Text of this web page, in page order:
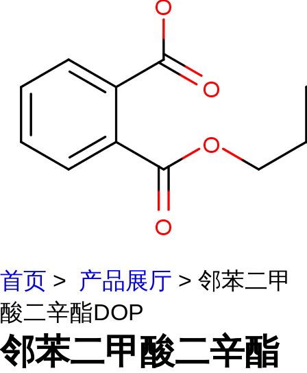
首页 > 产品展厅 > 邻苯二甲
酸二辛酯DOP
邻苯二甲酸二辛酯